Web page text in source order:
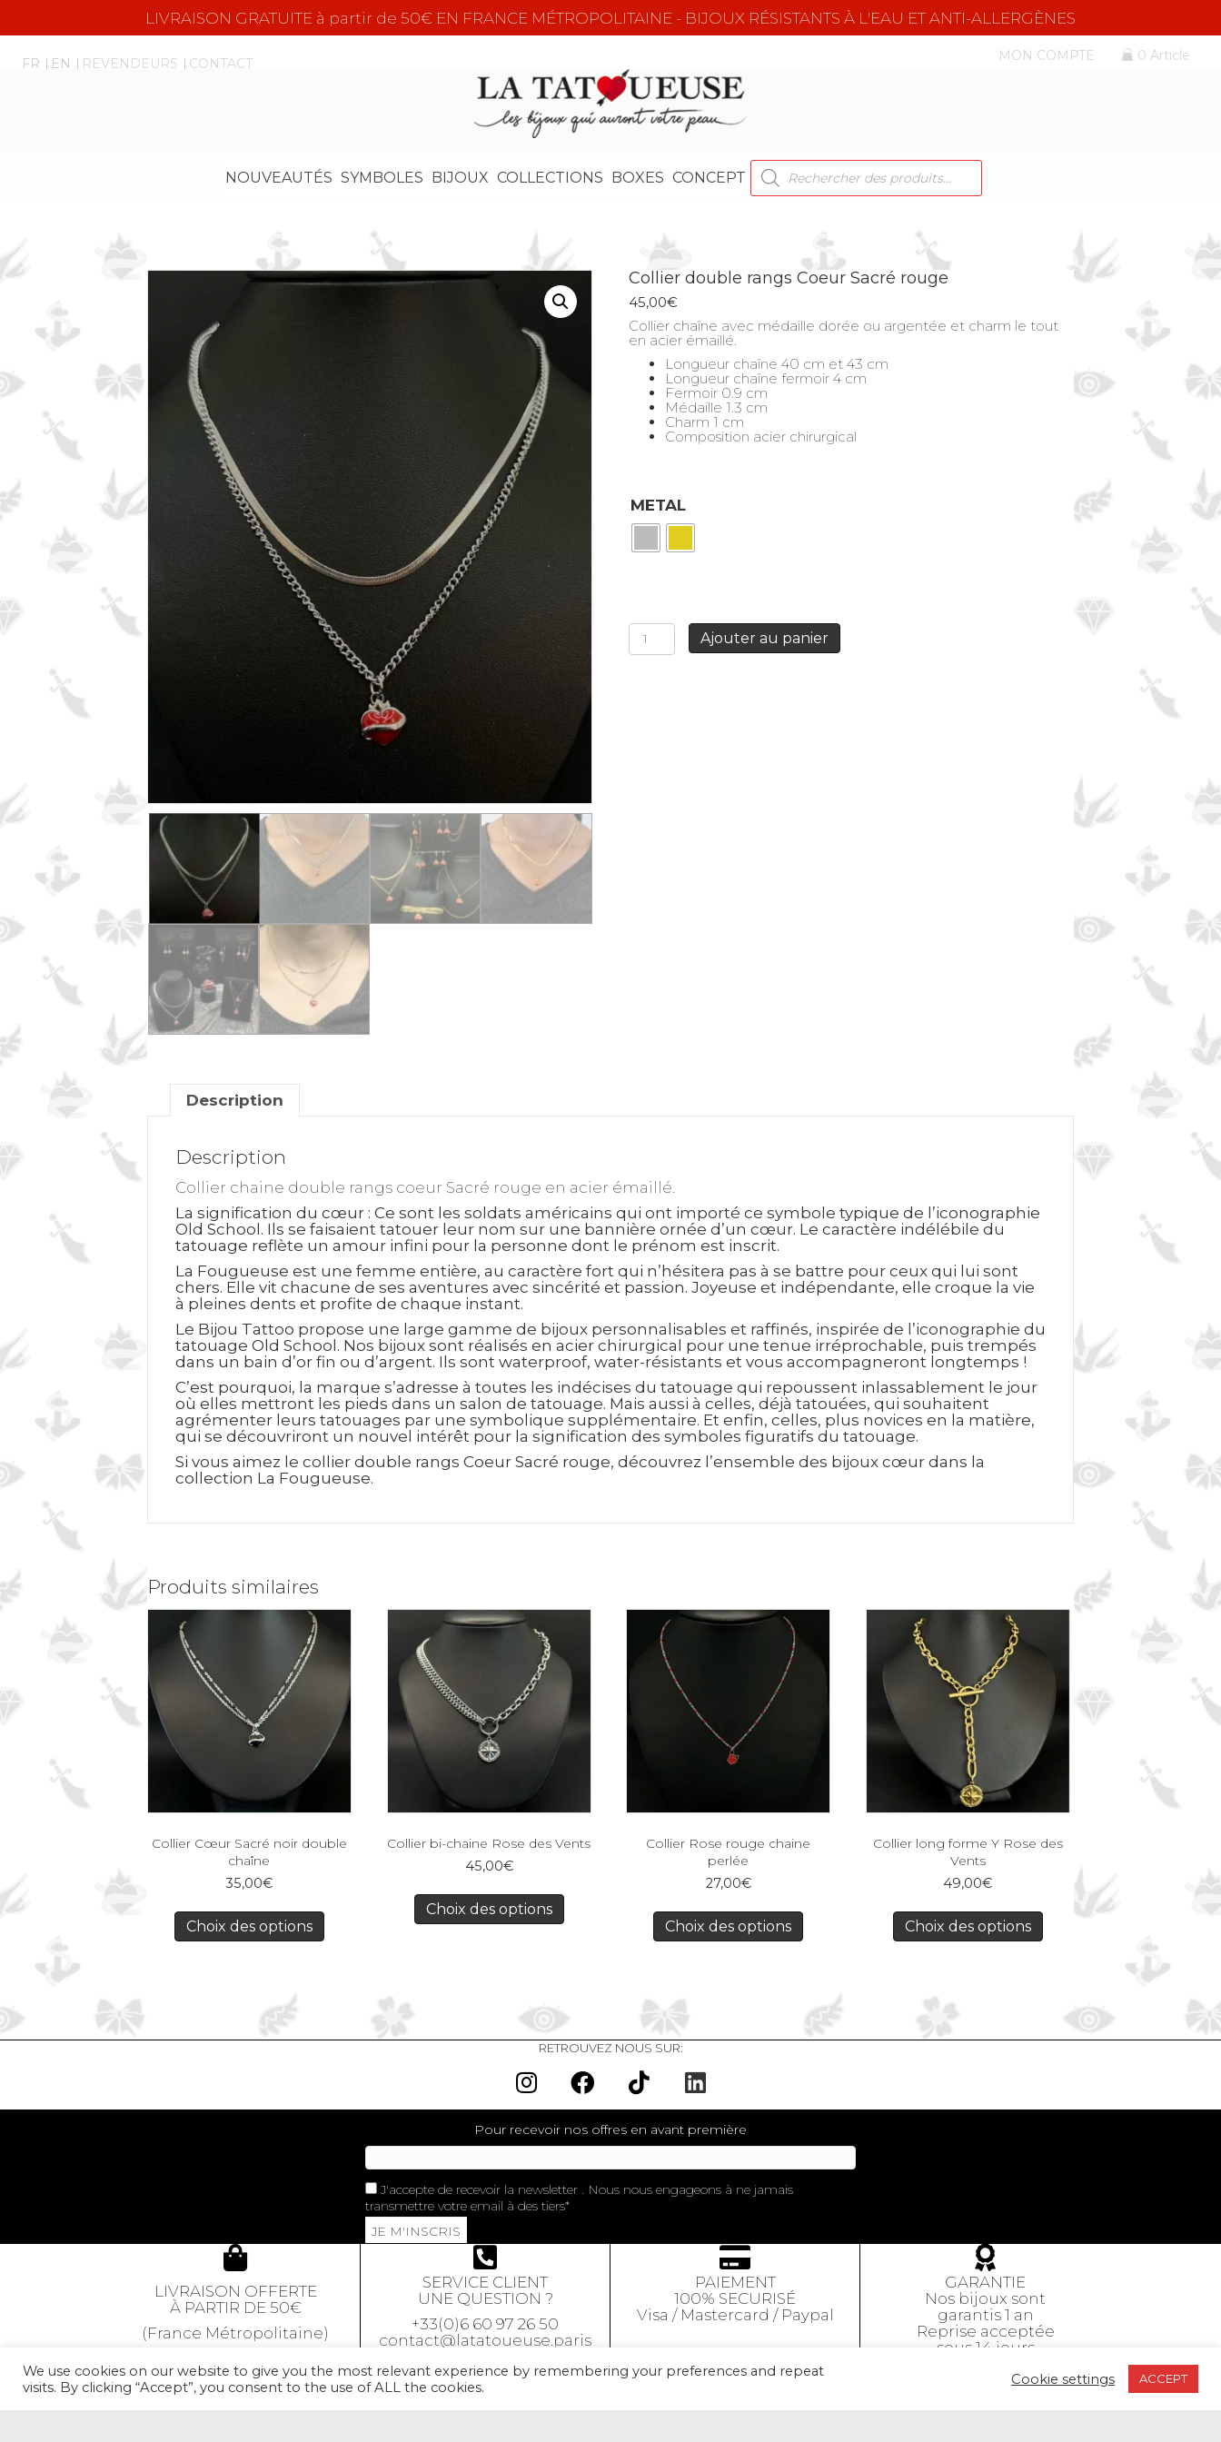
LIVRAISON GRATUITE à partir de 50€ EN FRANCE MÉTROPOLITAINE - BIJOUX RÉSISTANTS À L'EAU ET ANTI-ALLERGÈNES
FR EN REVENDEURS CONTACT
MON COMPTE 0 Article
NOUVEAUTÉS SYMBOLES BIJOUX COLLECTIONS BOXES CONCEPT
RECHERCHE
DE
PRODUITS
Collier double rangs Coeur Sacré rouge
45,00€
Collier chaîne avec médaille dorée ou argentée et charm le tout
en acier émaillé.
Longueur chaîne 40 cm et 43 cm
Longueur chaîne fermoir 4 cm
Fermoir 0.9 cm
Médaille 1.3 cm
Charm 1 cm
Composition acier chirurgical
METAL
quantité
de
Collier
Ajouter au panier
Description
Description
Collier chaine double rangs coeur Sacré rouge en acier émaillé.
La signification du cœur : Ce sont les soldats américains qui ont importé ce symbole typique de l’iconographie
Old School. Ils se faisaient tatouer leur nom sur une bannière ornée d’un cœur. Le caractère indélébile du
tatouage reflète un amour infini pour la personne dont le prénom est inscrit.
La Fougueuse est une femme entière, au caractère fort qui n’hésitera pas à se battre pour ceux qui lui sont
chers. Elle vit chacune de ses aventures avec sincérité et passion. Joyeuse et indépendante, elle croque la vie
à pleines dents et profite de chaque instant.
Le Bijou Tattoo propose une large gamme de bijoux personnalisables et raffinés, inspirée de l’iconographie du
tatouage Old School. Nos bijoux sont réalisés en acier chirurgical pour une tenue irréprochable, puis trempés
dans un bain d’or fin ou d’argent. Ils sont waterproof, water-résistants et vous accompagneront longtemps !
C’est pourquoi, la marque s’adresse à toutes les indécises du tatouage qui repoussent inlassablement le jour
où elles mettront les pieds dans un salon de tatouage. Mais aussi à celles, déjà tatouées, qui souhaitent
agrémenter leurs tatouages par une symbolique supplémentaire. Et enfin, celles, plus novices en la matière,
qui se découvriront un nouvel intérêt pour la signification des symboles figuratifs du tatouage.
Si vous aimez le collier double rangs Coeur Sacré rouge, découvrez l’ensemble des bijoux cœur dans la
collection La Fougueuse.
Produits similaires
Collier Cœur Sacré noir double
chaîne
35,00€
Choix des options
Collier bi-chaine Rose des Vents
45,00€
Choix des options
Collier Rose rouge chaine
perlée
27,00€
Choix des options
Collier long forme Y Rose des
Vents
49,00€
Choix des options
RETROUVEZ NOUS SUR:
Pour recevoir nos offres en avant première
J'accepte de recevoir la newsletter . Nous nous engageons à ne jamais
transmettre votre email à des tiers
JE M'INSCRIS
LIVRAISON OFFERTE
À PARTIR DE 50€
(France Métropolitaine)
SERVICE CLIENT
UNE QUESTION ?
+33(0)6 60 97 26 50
contact@latatoueuse.paris
PAIEMENT
100% SECURISÉ
Visa / Mastercard / Paypal
GARANTIE
Nos bijoux sont
garantis 1 an
Reprise acceptée
sous 14 jours
We use cookies on our website to give you the most relevant experience by remembering your preferences and repeat
visits. By clicking “Accept”, you consent to the use of ALL the cookies.
Cookie settings ACCEPT